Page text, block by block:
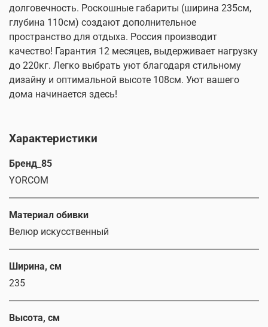
долговечность. Роскошные габариты (ширина 235см,
глубина 110см) создают дополнительное
пространство для отдыха. Россия производит
качество! Гарантия 12 месяцев, выдерживает нагрузку
до 220кг. Легко выбрать уют благодаря стильному
дизайну и оптимальной высоте 108см. Уют вашего
дома начинается здесь!
Характеристики
Бренд_85
YORCOM
Материал обивки
Велюр искусственный
Ширина, см
235
Высота, см